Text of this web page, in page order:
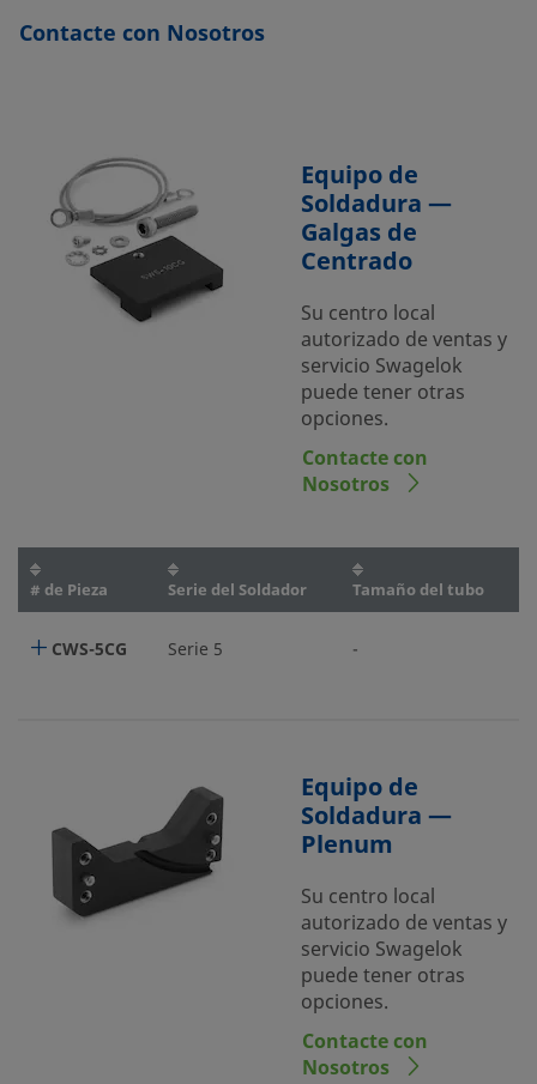
Contacte con Nosotros
Equipo de
Soldadura —
Galgas de
Centrado
Su centro local
autorizado de ventas y
servicio Swagelok
puede tener otras
opciones.
Contacte con
Nosotros
# de Pieza Serie del Soldador Tamaño del tubo
CWS-5CG Serie 5 -
Equipo de
Soldadura —
Plenum
Su centro local
autorizado de ventas y
servicio Swagelok
puede tener otras
opciones.
Contacte con
Nosotros